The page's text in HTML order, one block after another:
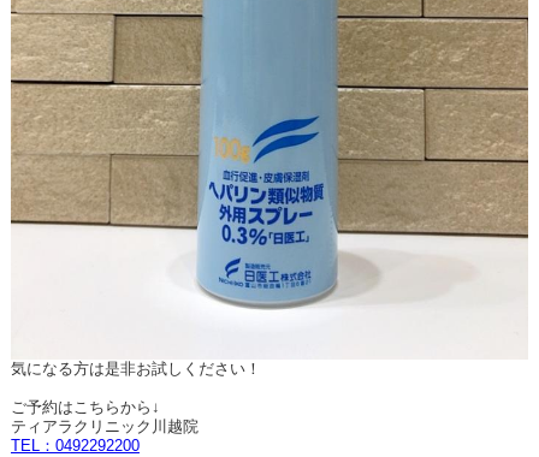
気になる方は是非お試しください！
ご予約はこちらから↓
ティアラクリニック川越院
TEL：0492292200